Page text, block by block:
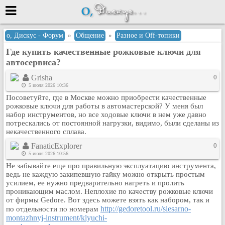
Меню
или войти через
Вход с 7ooo.ru
Регистрация
Забыли пароль?
Данные авторизации одинаковые с
сайтом 7ooo.ru
Форумы
Главная
Поиск
Новые сообщения
Беседы
Игры
о, Дискус - Форум » Общение » Разное и Оff-топики
Где купить качественные рожковые ключи для
автосервиса?
Grisha
5 июля 2026 10:36
0
Посоветуйте, где в Москве можно приобрести качественные
рожковые ключи для работы в автомастерской? У меня был
набор инструментов, но все ходовые ключи в нем уже давно
потрескались от постоянной нагрузки, видимо, были сделаны из
некачественного сплава.
FanaticExplorer
5 июля 2026 10:56
0
Не забывайте еще про правильную эксплуатацию инструмента,
ведь не каждую закипевшую гайку можно открыть простым
усилием, ее нужно предварительно нагреть и пролить
проникающим маслом. Неплохие по качеству рожковые ключи
от фирмы Gedore. Вот здесь можете взять как набором, так и
по отдельности по номерам http://gedoretool.ru/slesarno-
montazhnyj-instrument/klyuchi-